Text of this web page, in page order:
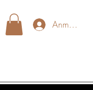
Anmelden